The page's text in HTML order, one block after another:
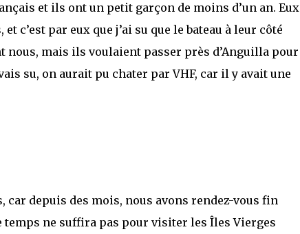
et ils ont un petit garçon de moins d’un an. Eux
c’est par eux que j’ai su que le bateau à leur côté
nous, mais ils voulaient passer près d’Anguilla pour
su, on aurait pu chater par VHF, car il y avait une
depuis des mois, nous avons rendez-vous fin
temps ne suffira pas pour visiter les Îles Vierges